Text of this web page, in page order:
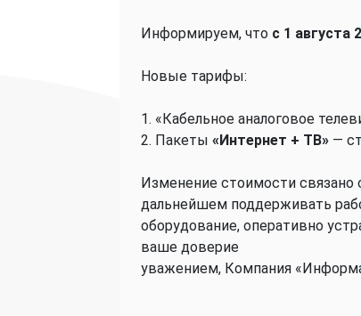
Информируем, что с 1 августа
Новые тарифы:
1. «Кабельное аналоговое
2. Пакеты «Интернет + ТВ» —
Изменение стоимости связано
дальнейшем поддерживать
оборудование, оперативно
ваше доверие
уважением, Компания